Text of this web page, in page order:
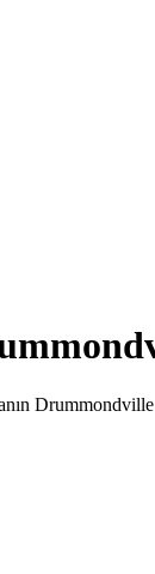
Drummondville